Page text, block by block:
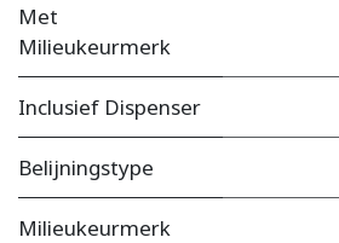
Met
Milieukeurmerk
Inclusief Dispenser
Belijningstype
Milieukeurmerk